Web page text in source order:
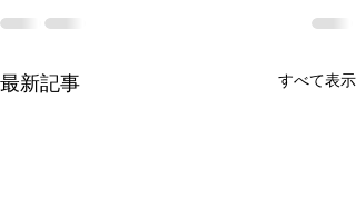
最新記事 すべて表示